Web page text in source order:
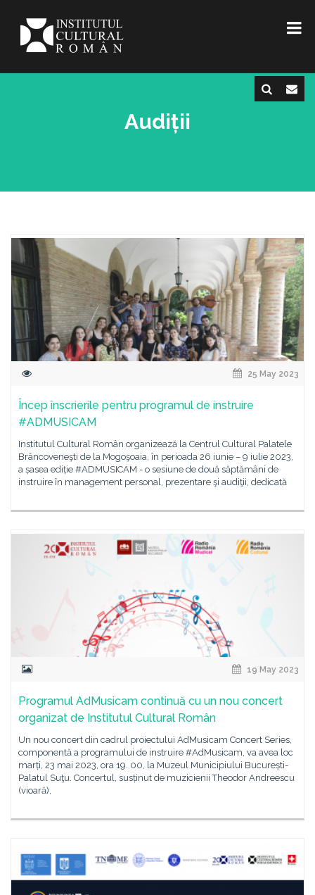
Audiții
25 May 2023
Încep înscrierile pentru programul de instruire
#ADMUSICAM
Institutul Cultural Român organizează la Centrul Cultural Palatele
Brâncoveneşti de la Mogoşoaia, în perioada 26 iunie – 9 iulie 2023,
a șasea ediție #ADMUSICAM - o sesiune de două săptămâni de
instruire în management personal, prezentare şi audiţii, dedicată
19 May 2023
Programul AdMusicam continuă cu un nou concert
organizat de Institutul Cultural Român
Un nou concert din cadrul proiectului AdMusicam Concert Series,
componentă a programului de instruire #AdMusicam, va avea loc
marți, 23 mai 2023, ora 19. 00, la Muzeul Municipiului București-
Palatul Suţu. Concertul, susținut de muzicienii Theodor Andreescu
(vioară),